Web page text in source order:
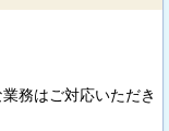
務はご対応いただき